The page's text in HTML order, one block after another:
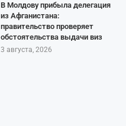
В Молдову прибыла делегация
из Афганистана:
правительство проверяет
обстоятельства выдачи виз
3 августа, 2026